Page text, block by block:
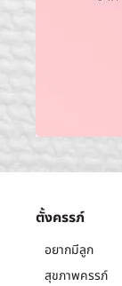
ตั้งครรภ์
อยากมีลูก
สุขภาพครรภ์